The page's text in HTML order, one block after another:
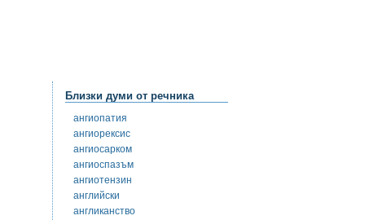
Близки думи от речника
ангиопатия
ангиорексис
ангиосарком
ангиоспазъм
ангиотензин
английски
англиканство